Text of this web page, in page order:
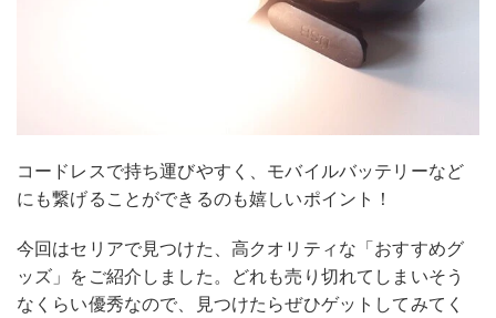
コードレスで持ち運びやすく、モバイルバッテリーなど
にも繋げることができるのも嬉しいポイント！
今回はセリアで見つけた、高クオリティな「おすすめグ
ッズ」をご紹介しました。どれも売り切れてしまいそう
なくらい優秀なので、見つけたらぜひゲットしてみてく